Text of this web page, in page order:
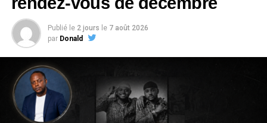
Publié le 2 jours le 7 août 2026
par Donald